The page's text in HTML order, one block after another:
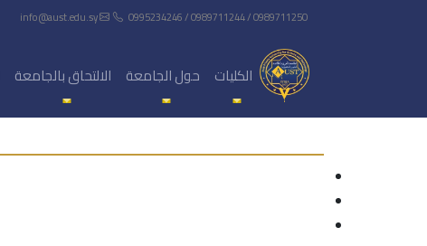
0995234246 / 0989711244 / 0989711250
الكليات حول الجامعة الالتحاق بالجامعة